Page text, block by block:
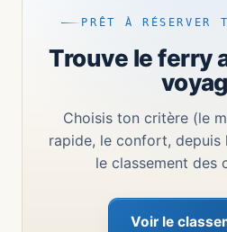
PRÊT À RÉSERVER
Trouve le ferry
Choisis ton critère (le
rapide, le confort, depuis
le classement des
Voir le